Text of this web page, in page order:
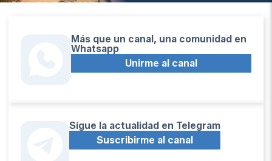
Más que un canal, una comunidad en
Whatsapp
Unirme al canal
Sígue la actualidad en Telegram
Suscribirme al canal